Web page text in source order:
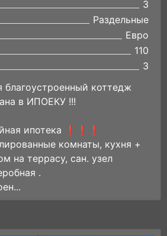
3
Раздельные
Евро
110
3
благоустроенный коттедж
в ИПОЕКУ !!!
ипотека ❗️❗️❗️
комнаты, кухня +
на террасу, сан. узел
.